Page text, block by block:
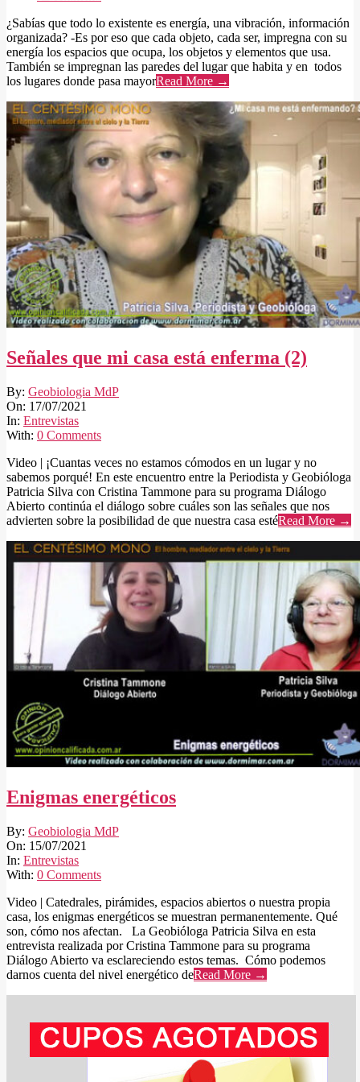
¿Sabías que todo lo existente es energía, una vibración, información
organizada? -Es por eso que cada objeto, cada ser, impregna con su
energía los espacios que ocupa, los objetos y elementos que usa.
También se impregnan las paredes del lugar que habita y en todos
los lugares donde pasa mayorRead More →
Señales que mi casa está enferma (2)
2021-
07-
17
By: Geobiologia MdP
On: 17/07/2021
In: Entrevistas
With: 0 Comments
Video | ¡Cuantas veces no estamos cómodos en un lugar y no
sabemos porqué! En este encuentro entre la Periodista y Geobióloga
Patricia Silva con Cristina Tammone para su programa Diálogo
Abierto continúa el diálogo sobre cuáles son las señales que nos
advierten sobre la posibilidad de que nuestra casa estéRead More →
Enigmas energéticos
2021-
07-
15
By: Geobiologia MdP
On: 15/07/2021
In: Entrevistas
With: 0 Comments
Video | Catedrales, pirámides, espacios abiertos o nuestra propia
casa, los enigmas energéticos se muestran permanentemente. Qué
son, cómo nos afectan. La Geobióloga Patricia Silva en esta
entrevista realizada por Cristina Tammone para su programa
Diálogo Abierto va esclareciendo estos temas. Cómo podemos
darnos cuenta del nivel energético deRead More →